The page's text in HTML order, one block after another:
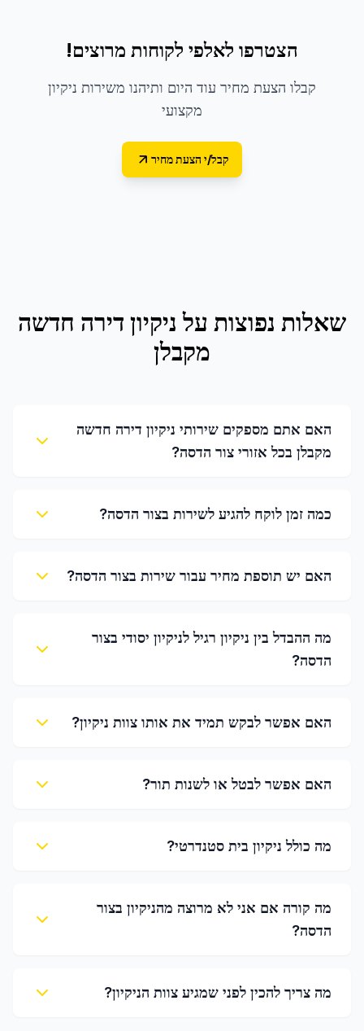
הצטרפו לאלפי לקוחות מרוצים!
קבלו הצעת מחיר עוד היום ותיהנו משירות ניקיון
מקצועי
קבל/י הצעת מחיר
שאלות נפוצות על ניקיון דירה חדשה
מקבלן
האם אתם מספקים שירותי ניקיון דירה חדשה
מקבלן בכל אזורי צור הדסה?
כמה זמן לוקח להגיע לשירות בצור הדסה?
האם יש תוספת מחיר עבור שירות בצור הדסה?
מה ההבדל בין ניקיון רגיל לניקיון יסודי בצור
הדסה?
האם אפשר לבקש תמיד את אותו צוות ניקיון?
האם אפשר לבטל או לשנות תור?
מה כולל ניקיון בית סטנדרטי?
מה קורה אם אני לא מרוצה מהניקיון בצור
הדסה?
מה צריך להכין לפני שמגיע צוות הניקיון?